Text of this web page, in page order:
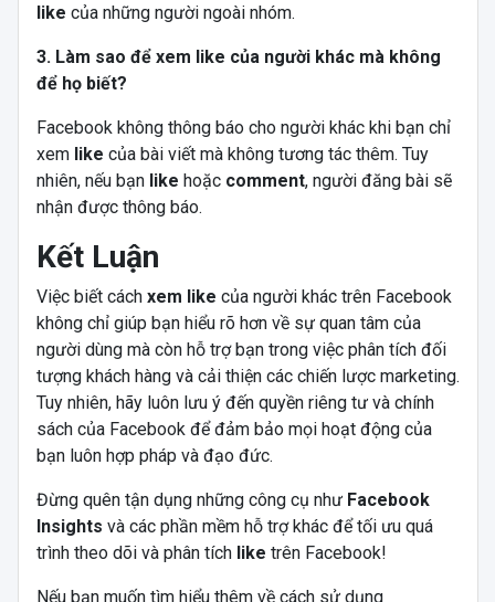
like của những người ngoài nhóm.
3. Làm sao để xem like của người khác mà không
để họ biết?
Facebook không thông báo cho người khác khi bạn chỉ
xem like của bài viết mà không tương tác thêm. Tuy
nhiên, nếu bạn like hoặc comment, người đăng bài sẽ
nhận được thông báo.
Kết Luận
Việc biết cách xem like của người khác trên Facebook
không chỉ giúp bạn hiểu rõ hơn về sự quan tâm của
người dùng mà còn hỗ trợ bạn trong việc phân tích đối
tượng khách hàng và cải thiện các chiến lược marketing.
Tuy nhiên, hãy luôn lưu ý đến quyền riêng tư và chính
sách của Facebook để đảm bảo mọi hoạt động của
bạn luôn hợp pháp và đạo đức.
Đừng quên tận dụng những công cụ như Facebook
Insights và các phần mềm hỗ trợ khác để tối ưu quá
trình theo dõi và phân tích like trên Facebook!
Nếu bạn muốn tìm hiểu thêm về cách sử dụng